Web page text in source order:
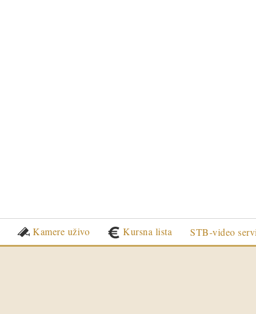
Kamere uživo Kursna lista STB-video